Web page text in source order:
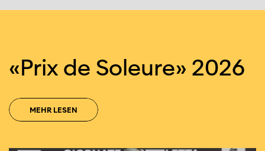
«Prix de Soleure» 2026
MEHR LESEN